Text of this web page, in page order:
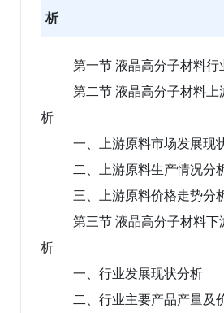
析
第一节 液晶高分子材料行
第二节 液晶高分子材料上
析
一、上游原料市场发展现
二、上游原料生产情况分
三、上游原料价格走势分
第三节 液晶高分子材料下
析
一、行业发展现状分析
二、行业主要产品产量及